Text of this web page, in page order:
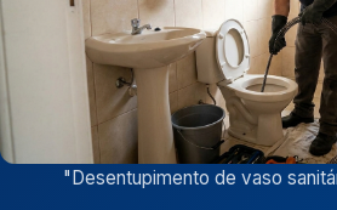
"Desentupimento de vaso